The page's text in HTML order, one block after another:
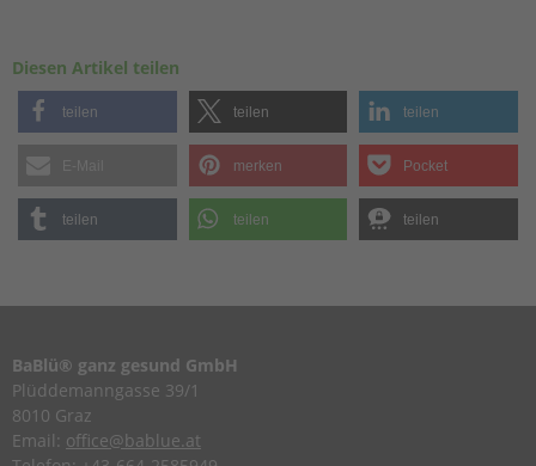
Diesen Artikel teilen
teilen teilen teilen
merken Pocket
teilen teilen teilen
BaBlü® ganz gesund GmbH
Plüddemanngasse 39/1
8010 Graz
Email: office@bablue.at